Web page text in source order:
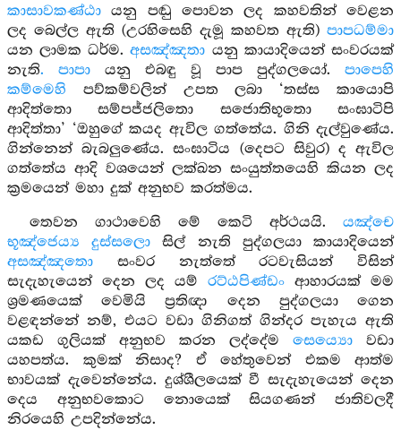
කාසාවකණ්ඨා යනු පඬු පොවන ලද කහවතින් වෙළන
ලද බෙල්ල ඇති (උරහිසෙහි දැමූ කහවත ඇති) පාපධම්මා
යන ලාමක ධර්ම.අසඤ්ඤතා යනු කායාදියෙන් සංවරයක්
නැති. පාපා යනු එබඳු වූ පාප පුද්ගලයෝ. පාපෙහි
කම්මෙහි පව්කම්වලින් උපත ලබා ‘තස්ස කායොපි
ආදිත්තො සම්පජ්ජලිතො සජොතිභූතො සංඝාටිපි
ආදිත්තා’ ‘ඔහුගේ කයද ඇවිල ගත්තේය. ගිනි දැල්වුණේය.
ගින්නෙන් බැබලුණේය. සංඝාටිය (දෙපට සිවුර) ද ඇවිල
ගත්තේය ආදි වශයෙන් ලක්ඛන සංයුත්තයෙහි කියන ලද
ක්‍රමයෙන් මහා දුක් අනුභව කරත්මය.
තෙවන ගාථාවෙහි මේ කෙටි අර්ථයයි. යඤ්චෙ
භූඤ්ජෙය්‍ය දුස්සලො සිල් නැති පුද්ගලයා කායාදියෙන්
අසඤ්ඤතො සංවර නැත්තේ රටවැසියන් විසින්
සැදැහැයෙන් දෙන ලද යම් රට්ඨපිණ්ඩං ආහාරයක් මම
ශ්‍රමණයෙක් වෙමියි ප්‍රතිඥා දෙන පුද්ගලයා ගෙන
වළඳන්නේ නම්, එයට වඩා ගිනිගත් ගින්දර පැහැය ඇති
යකඩ ගුලියක් අනුභව කරන ලද්දේම සෙය්‍යො වඩා
යහපත්ය. කුමක් නිසාද? ඒ හේතුවෙන් එකම ආත්ම
භාවයක් දැවෙන්නේය. දුශ්ශීලයෙක් වී සැදැහැයෙන් දෙන
දෙය අනුභවකොට නොයෙක් සියගණන් ජාතිවලදී
නිරයෙහි උපදින්නේය.